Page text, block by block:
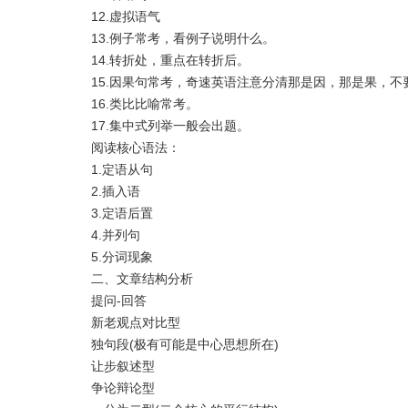
12.虚拟语气
13.例子常考，看例子说明什么。
14.转折处，重点在转折后。
15.因果句常考，奇速英语注意分清那是因，那是果，不
16.类比比喻常考。
17.集中式列举一般会出题。
阅读核心语法：
1.定语从句
2.插入语
3.定语后置
4.并列句
5.分词现象
二、文章结构分析
提问-回答
新老观点对比型
独句段(极有可能是中心思想所在)
让步叙述型
争论辩论型